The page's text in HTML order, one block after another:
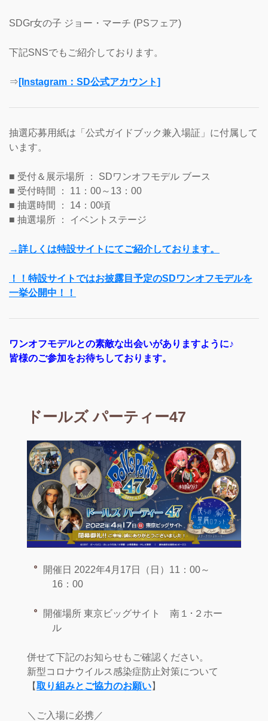
SDGr女の子 ジョー・マーチ (PSフェア)
下記SNSでもご紹介しております。
⇒ [Instagram：SD公式アカウント]
抽選応募用紙は「公式ガイドブック兼入場証」に付属して
います。
■ 受付＆展示場所 ： SDワンオフモデル ブース
■ 受付時間 ： 11：00～13：00
■ 抽選時間 ： 14：00頃
■ 抽選場所 ： イベントステージ
→詳しくは特設サイトにてご紹介しております。
！！特設サイトではお披露目予定のSDワンオフモデルを
一挙公開中！！
ワンオフモデルとの素敵な出会いがありますように♪
皆様のご参加をお待ちしております。
ドールズ パーティー47
開催日 2022年4月17日（日）11：00～
16：00
開催場所 東京ビッグサイト 南１･２ホー
ル
併せて下記のお知らせもご確認ください。
新型コロナウイルス感染症防止対策について
【取り組みとご協力のお願い】
＼ご入場に必携／